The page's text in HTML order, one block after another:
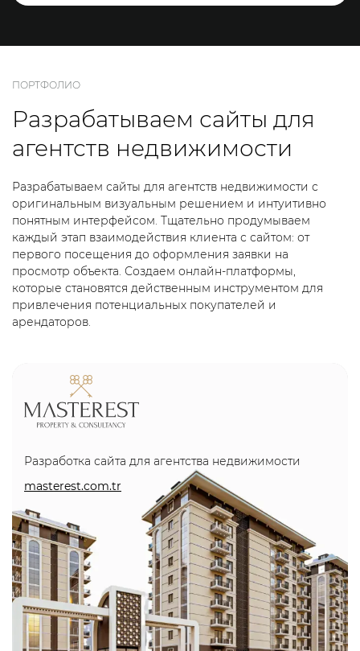
ПОРТФОЛИО
Разрабатываем сайты для
агентств недвижимости
Разрабатываем сайты для агентств недвижимости с
оригинальным визуальным решением и интуитивно
понятным интерфейсом. Тщательно продумываем
каждый этап взаимодействия клиента с сайтом: от
первого посещения до оформления заявки на
просмотр объекта. Создаем онлайн-платформы,
которые становятся действенным инструментом для
привлечения потенциальных покупателей и
арендаторов.
Разработка сайта для агентства недвижимости
masterest.com.tr